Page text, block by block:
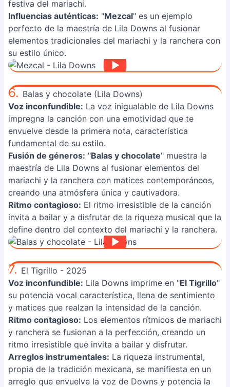
festiva del mariachi.
Influencias auténticas: "Mezcal" es un ejemplo
perfecto de la maestría de Lila Downs al fusionar
elementos tradicionales del mariachi y la ranchera con
su estilo único.
6. Balas y chocolate (Lila Downs)
Voz inconfundible: La voz inigualable de Lila Downs
impregna la canción con una emotividad que te
envuelve desde la primera nota, característica
fundamental de su estilo.
Fusión de géneros: "Balas y chocolate" muestra la
maestría de Lila Downs al fusionar elementos del
mariachi y la ranchera con matices contemporáneos,
creando una atmósfera única y cautivadora.
Ritmo contagioso: El ritmo irresistible de la canción
invita a bailar y a disfrutar de la riqueza musical que la
define dentro del contexto del mariachi y la ranchera.
7. El Tigrillo - 2025
Voz inconfundible: Lila Downs imprime en "El Tigrillo"
su potencia vocal característica, llena de sentimiento
y matices que realzan la intensidad de la canción.
Ritmo contagioso: Los elementos rítmicos de mariachi
y ranchera se fusionan a la perfección, creando un
ritmo irresistible que invita a bailar y disfrutar.
Arreglos instrumentales: La riqueza instrumental,
propia de la tradición mexicana, se manifiesta en un
arreglo que envuelve la voz de Downs y potencia la